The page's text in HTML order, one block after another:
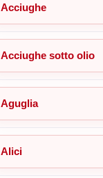
Acciughe
Acciughe sotto olio
Aguglia
Alici